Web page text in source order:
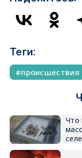
Теги:
происшествия
Что
селе